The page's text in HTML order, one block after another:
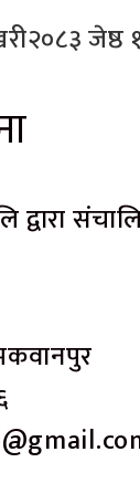
२०८३ जेष्ठ
द्वारा